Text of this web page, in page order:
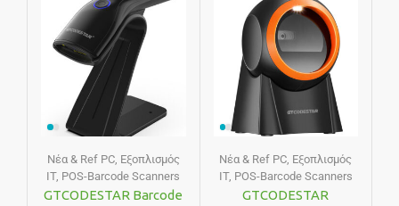
Νέα & Ref PC, Εξοπλισμός
IT, POS-Barcode Scanners
GTCODESTAR Barcode
Νέα & Ref PC Εξοπλισμός
IT, POS-Barcode Scanners
GTCODESTAR